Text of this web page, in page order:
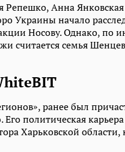
Анна
Украины начало
Носову. Однако, по
считается семья
ранее был
политическая карьера
Харьковской области,